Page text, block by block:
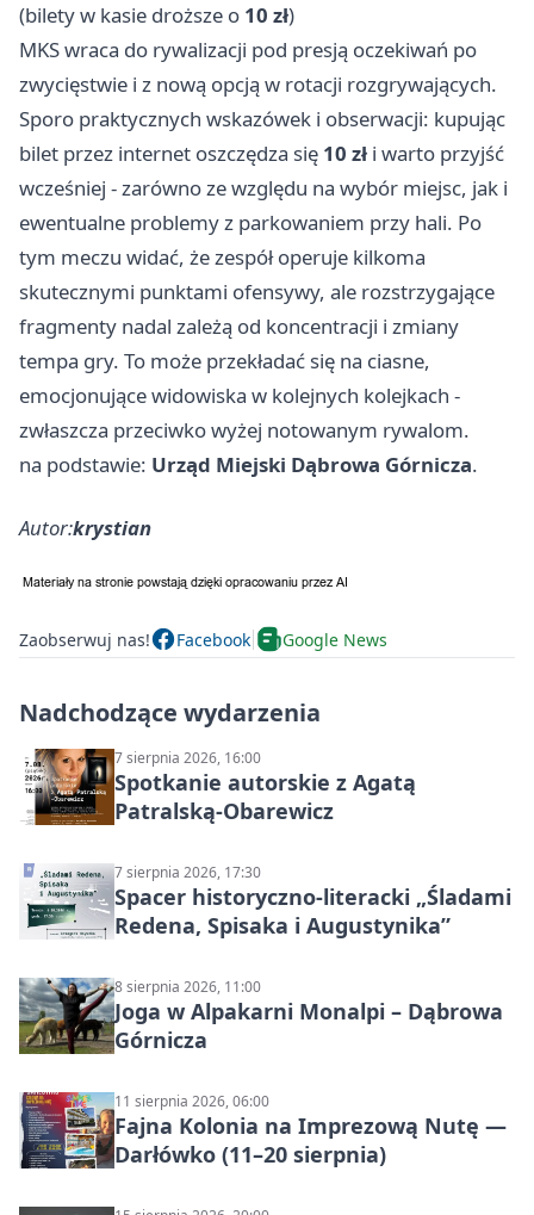
(bilety w kasie droższe o 10 zł)
MKS wraca do rywalizacji pod presją oczekiwań po
zwycięstwie i z nową opcją w rotacji rozgrywających.
Sporo praktycznych wskazówek i obserwacji: kupując
bilet przez internet oszczędza się 10 zł i warto przyjść
wcześniej - zarówno ze względu na wybór miejsc, jak i
ewentualne problemy z parkowaniem przy hali. Po
tym meczu widać, że zespół operuje kilkoma
skutecznymi punktami ofensywy, ale rozstrzygające
fragmenty nadal zależą od koncentracji i zmiany
tempa gry. To może przekładać się na ciasne,
emocjonujące widowiska w kolejnych kolejkach -
zwłaszcza przeciwko wyżej notowanym rywalom.
na podstawie: Urząd Miejski Dąbrowa Górnicza.
Autor:krystian
Zaobserwuj nas! Facebook Google News
Nadchodzące wydarzenia
7 sierpnia 2026, 16:00
Spotkanie autorskie z Agatą
Patralską-Obarewicz
7 sierpnia 2026, 17:30
Spacer historyczno-literacki „Śladami
Redena, Spisaka i Augustynika”
8 sierpnia 2026, 11:00
Joga w Alpakarni Monalpi – Dąbrowa
Górnicza
11 sierpnia 2026, 06:00
Fajna Kolonia na Imprezową Nutę —
Darłówko (11–20 sierpnia)